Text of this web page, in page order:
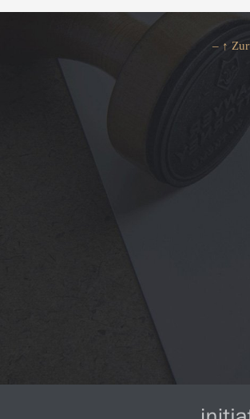
– ↑